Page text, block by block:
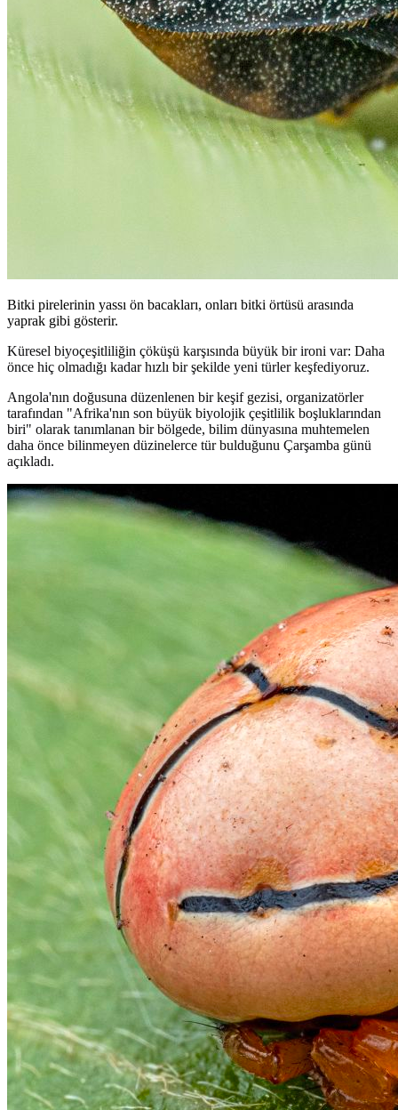
Bitki pirelerinin yassı ön bacakları, onları bitki örtüsü arasında
yaprak gibi gösterir.
Küresel biyoçeşitliliğin çöküşü karşısında büyük bir ironi var: Daha
önce hiç olmadığı kadar hızlı bir şekilde yeni türler keşfediyoruz.
Angola'nın doğusuna düzenlenen bir keşif gezisi, organizatörler
tarafından "Afrika'nın son büyük biyolojik çeşitlilik boşluklarından
biri" olarak tanımlanan bir bölgede, bilim dünyasına muhtemelen
daha önce bilinmeyen düzinelerce tür bulduğunu Çarşamba günü
açıkladı.